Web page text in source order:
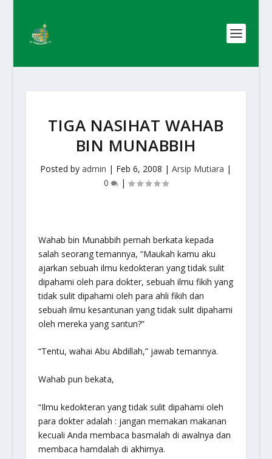
TIGA NASIHAT WAHAB
BIN MUNABBIH
Posted byadmin | Feb 6, 2008 |Arsip Mutiara |
0
|
Wahab bin Munabbih pernah berkata kepada
salah seorang temannya, “Maukah kamu aku
ajarkan sebuah ilmu kedokteran yang tidak sulit
dipahami oleh para dokter, sebuah ilmu fikih yang
tidak sulit dipahami oleh para ahli fikih dan
sebuah ilmu kesantunan yang tidak sulit dipahami
oleh mereka yang santun?”
“Tentu, wahai Abu Abdillah,” jawab temannya.
Wahab pun bekata,
“Ilmu kedokteran yang tidak sulit dipahami oleh
para dokter adalah : jangan memakan makanan
kecuali Anda membaca basmalah di awalnya dan
membaca hamdalah di akhirnya.